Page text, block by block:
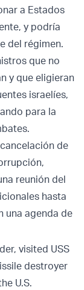
a Estados
y podría
del régimen.
que no
y que eligieran
israelíes,
para la
de
reunión del
hasta
una agenda de
visited USS
destroyer
U.S.